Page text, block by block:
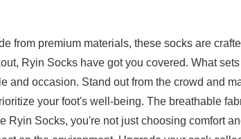
from premium materials, these socks are
Ryin Socks have got you covered. What
occasion. Stand out from the crowd and
your foot's well-being. The breathable
Socks, you're not just choosing comfort